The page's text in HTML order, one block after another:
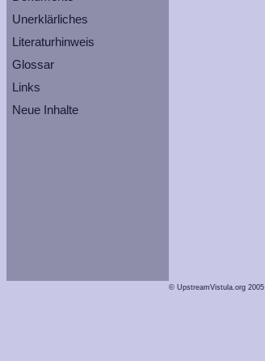
Unerklärliches
Literaturhinweis
Glossar
Links
Neue Inhalte
© UpstreamVistula.org 2005